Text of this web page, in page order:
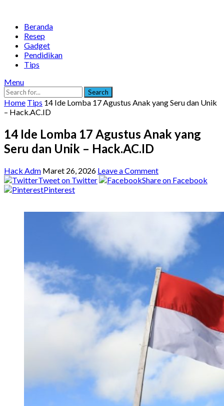
Beranda
Resep
Gadget
Pendidikan
Tips
Menu
Search
Home Tips 14 Ide Lomba 17 Agustus Anak yang Seru dan Unik
– Hack.AC.ID
14 Ide Lomba 17 Agustus Anak yang
Seru dan Unik – Hack.AC.ID
Hack Adm Maret 26, 2026 Leave a Comment
Tweet on Twitter
Share on Facebook
Pinterest